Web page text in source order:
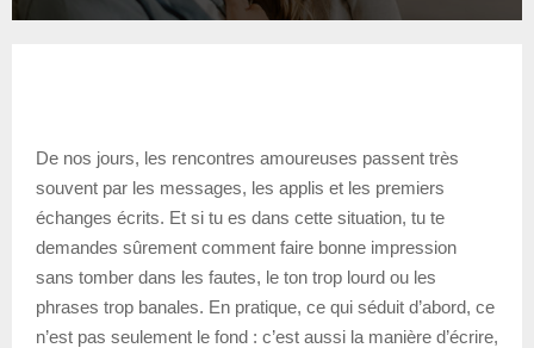
De nos jours, les rencontres amoureuses passent très
souvent par les messages, les applis et les premiers
échanges écrits. Et si tu es dans cette situation, tu te
demandes sûrement comment faire bonne impression
sans tomber dans les fautes, le ton trop lourd ou les
phrases trop banales. En pratique, ce qui séduit d’abord, ce
n’est pas seulement le fond : c’est aussi la manière d’écrire,